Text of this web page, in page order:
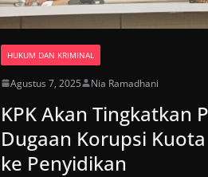
HUKUM DAN KRIMINAL
Agustus 7, 2025 Nia Ramadhani
KPK Akan Tingkatkan
Dugaan Korupsi
ke Penyidikan